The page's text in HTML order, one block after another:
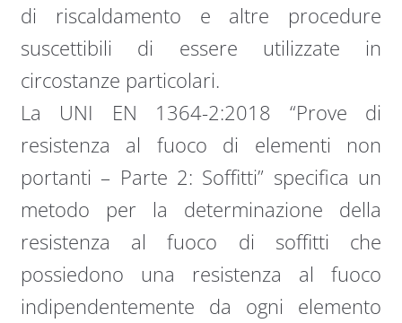
di riscaldamento e altre procedure
suscettibili di essere utilizzate in
circostanze particolari.
La UNI EN 1364-2:2018 “Prove di
resistenza al fuoco di elementi non
portanti – Parte 2: Soffitti” specifica un
metodo per la determinazione della
resistenza al fuoco di soffitti che
possiedono una resistenza al fuoco
indipendentemente da ogni elemento